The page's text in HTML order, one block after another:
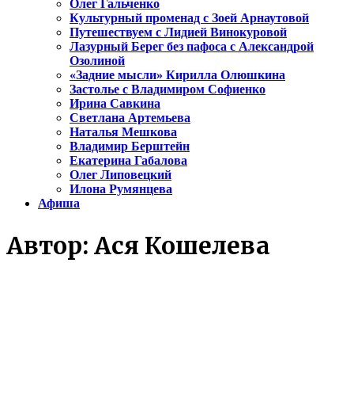
Олег Гальченко
Культурный променад с Зоей Арнаутовой
Путешествуем с Лидией Винокуровой
Лазурный Берег без пафоса с Александрой
Озолиной
«Задние мысли» Кирилла Олюшкина
Застолье с Владимиром Софиенко
Ирина Савкина
Светлана Артемьева
Наталья Мешкова
Владимир Берштейн
Екатерина Габалова
Олег Липовецкий
Илона Румянцева
Афиша
Автор: Ася Кошелева